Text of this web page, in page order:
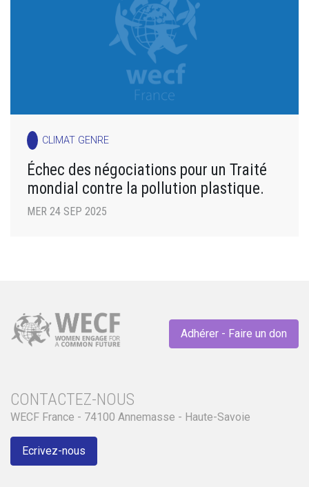
CLIMAT GENRE
Échec des négociations pour un Traité
mondial contre la pollution plastique.
MER 24 SEP 2025
Adhérer - Faire un don
CONTACTEZ-NOUS
WECF France - 74100 Annemasse - Haute-Savoie
Ecrivez-nous